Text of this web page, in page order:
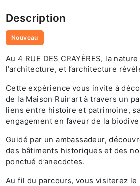
Description
Nouveau
Au 4 RUE DES CRAYÈRES, la
l’architecture, et l’architecture
Cette expérience vous invite à
de la Maison Ruinart à travers un
liens entre histoire et patrimoine,
engagement en faveur de la
Guidé par un ambassadeur,
des bâtiments historiques et des
ponctué d’anecdotes.
Au fil du parcours, vous visiterez le